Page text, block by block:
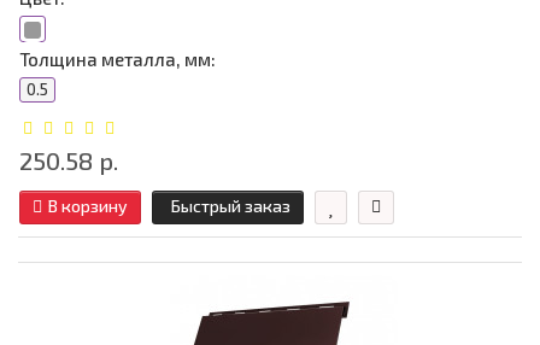
Толщина металла, мм:
0.5
250.58 р.
В корзину Быстрый заказ